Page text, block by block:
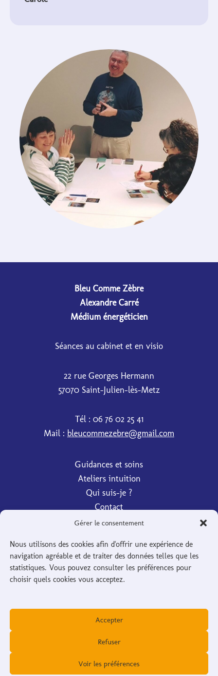
Gérer le consentement
Nous utilisons des cookies afin d'offrir une expérience de
navigation agréable et de traiter des données telles que les
statistiques. Vous pouvez consulter les préférences pour
choisir quels cookies vous acceptez.
Accepter
Refuser
Voir les préférences
Bleu Comme Zèbre
Alexandre Carré
Médium énergéticien
Séances au cabinet et en visio
22 rue Georges Hermann
57070 Saint-Julien-lès-Metz
Tél : 06 76 02 25 41
Mail : bleucommezebre@gmail.com
Guidances et soins
Ateliers intuition
Qui suis-je ?
Contact
Réserver
Mentions légales
Confidentialité et cookies
Charte éthique et déontologie